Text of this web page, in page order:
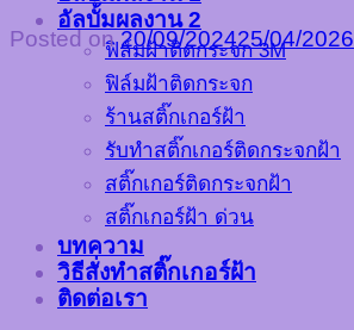
อัลบั้มผลงาน 2
ฟิล์มฝ้าติดกระจก 3M
ฟิล์มฝ้าติดกระจก
ร้านสติ๊กเกอร์ฝ้า
รับทำสติ๊กเกอร์ติดกระจกฝ้า
สติ๊กเกอร์ติดกระจกฝ้า
สติ๊กเกอร์ฝ้า ด่วน
บทความ
วิธีสั่งทำสติ๊กเกอร์ฝ้า
ติดต่อเรา
Posted on20/09/202425/04/2026